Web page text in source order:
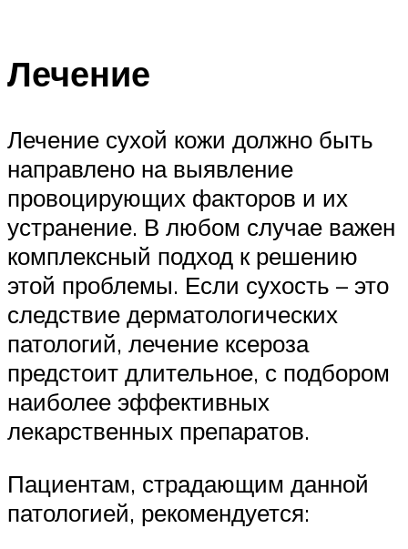
Лечение
Лечение сухой кожи должно быть
направлено на выявление
провоцирующих факторов и их
устранение. В любом случае важен
комплексный подход к решению
этой проблемы. Если сухость – это
следствие дерматологических
патологий, лечение ксероза
предстоит длительное, с подбором
наиболее эффективных
лекарственных препаратов.
Пациентам, страдающим данной
патологией, рекомендуется: